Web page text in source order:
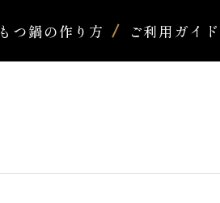
もつ鍋の作り方 ご利用ガイド